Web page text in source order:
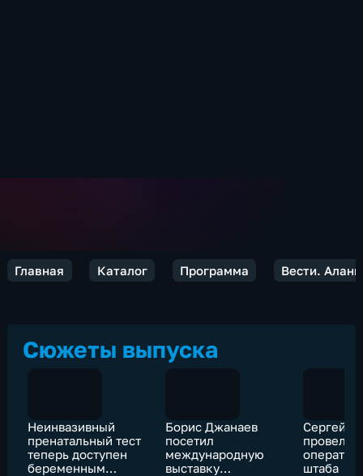
Главная Каталог Программа Вести.
Сюжеты выпуска
Неинвазивный
пренатальный тест
теперь доступен
беременным
Борис Джанаев
посетил
международную
выставку
Сергей
провел
штаба